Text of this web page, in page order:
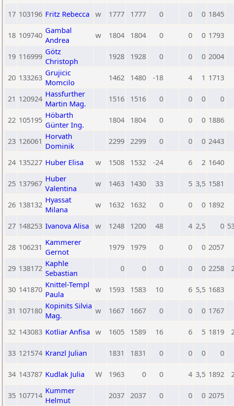
17 103196 Fritz Rebecca w 1777 1777 0 0 0 1845
18 109740 Gambal
Andrea
w 1804 1804 0 0 0 1793
19 116999 Götz
Christoph
1928 1928 0 0 0 2004
20 133263 Grujicic
Momcilo
1462 1480 -18 4 1 1713
21 120924 Hassfurther
Martin Mag.
1516 1516 0 0 0 0
22 105195 Höbarth
Günter Ing.
1804 1804 0 0 0 1886
23 126061 Horvath
Dominik
2299 2299 0 0 0 2443
24 135227 Huber Elisa w 1508 1532 -24 6 2 1640
25 137967 Huber
Valentina
w 1463 1430 33 5 3,5 1581
26 138132 Hyassat
Milana
w 1632 1632 0 0 0 1892
27 148253 Ivanova Alisa w 1248 1200 48 4 2,5 0
28 106231 Kammerer
Gernot
1979 1979 0 0 0 2057
29 138172 Kaphle
Sebastian
0 0 0 0 0 2258
30 141870 Knittel-Templ
Paula
w 1593 1583 10 6 5,5 1683
31 107180 Kopinits Silvia
Mag.
w 1667 1667 0 0 0 1767
32 143083 Kotliar Anfisa w 1605 1589 16 6 5 1819
33 121574 Kranzl Julian 1831 1831 0 0 0 0
34 143787 Kudlak Julia W 1963 0 0 4 3,5 1892
35 107714 Kummer
Helmut
2037 2037 0 0 0 2075